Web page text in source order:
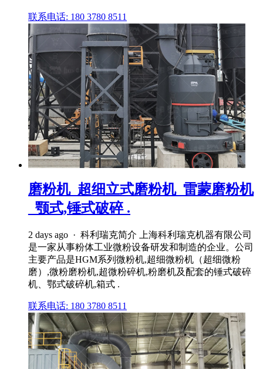
联系电话: 180 3780 8511
磨粉机_超细立式磨粉机_雷蒙磨粉机
_颚式,锤式破碎 .
2 days ago · 科利瑞克简介 上海科利瑞克机器有限公司
是一家从事粉体工业微粉设备研发和制造的企业。公司
主要产品是HGM系列微粉机,超细微粉机（超细微粉
磨）,微粉磨粉机,超微粉碎机,粉磨机及配套的锤式破碎
机、鄂式破碎机,箱式 .
联系电话: 180 3780 8511